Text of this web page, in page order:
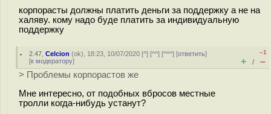
корпорасты должны платить деньги за поддержку а не на
халяву. кому надо буде платить за индивидуальную
поддержку
2.47 ,Celcion (ok), 18:23, 10/07/2020 [^] [^^] [^^^] [ответить]
[к модератору]
–1
+ / –
> Проблемы корпорастов же
Мне интересно, от подобных вбросов местные
тролли когда-нибудь устанут?